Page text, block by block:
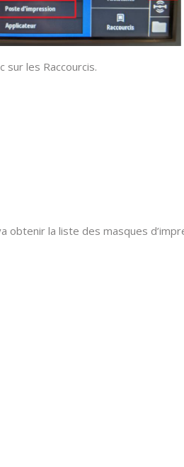
sur les Raccourcis.
obtenir la liste des masques